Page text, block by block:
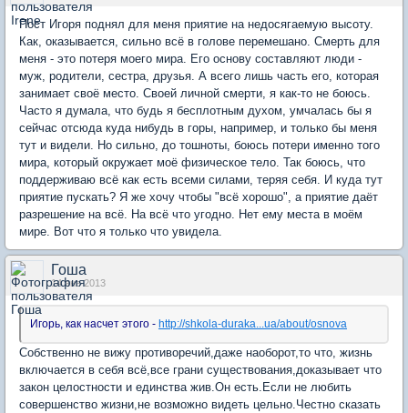
Пост Игоря поднял для меня приятие на недосягаемую высоту.
Как, оказывается, сильно всё в голове перемешано. Смерть для
меня - это потеря моего мира. Его основу составляют люди -
муж, родители, сестра, друзья. А всего лишь часть его, которая
занимает своё место. Своей личной смерти, я как-то не боюсь.
Часто я думала, что будь я бесплотным духом, умчалась бы я
сейчас отсюда куда нибудь в горы, например, и только бы меня
тут и видели. Но сильно, до тошноты, боюсь потери именно того
мира, который окружает моё физическое тело. Так боюсь, что
поддерживаю всё как есть всеми силами, теряя себя. И куда тут
приятие пускать? Я же хочу чтобы "всё хорошо", а приятие даёт
разрешение на всё. На всё что угодно. Нет ему места в моём
мире. Вот что я только что увидела.
Гоша
14 янв 2013
Игорь, как насчет этого - http://shkola-duraka...ua/about/osnova
Собственно не вижу противоречий,даже наоборот,то что, жизнь
включается в себя всё,все грани существования,доказывает что
закон целостности и единства жив.Он есть.Если не любить
совершенство жизни,не возможно видеть цельно.Честно сказать